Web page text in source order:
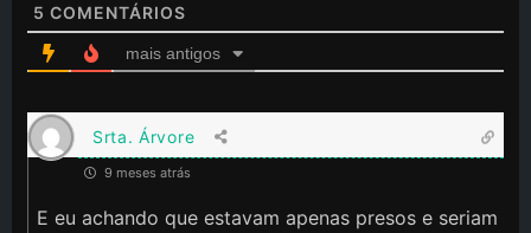
5 COMENTÁRIOS
mais antigos
Srta. Árvore
9 meses atrás
E eu achando que estavam apenas presos e seriam